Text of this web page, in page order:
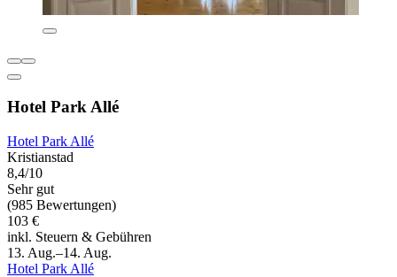
Hotel Park Allé
Hotel Park Allé
Kristianstad
8,4/10
Sehr gut
(985 Bewertungen)
103 €
inkl. Steuern & Gebühren
13. Aug.–14. Aug.
Hotel Park Allé